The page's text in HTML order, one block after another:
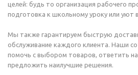
целей: будь то организация рабочего
подготовка к школьному уроку или уют
Мы также гарантируем быструю
обслуживание каждого клиента. Наши
помочь с выбором товаров, ответить
предложить наилучшие решения.